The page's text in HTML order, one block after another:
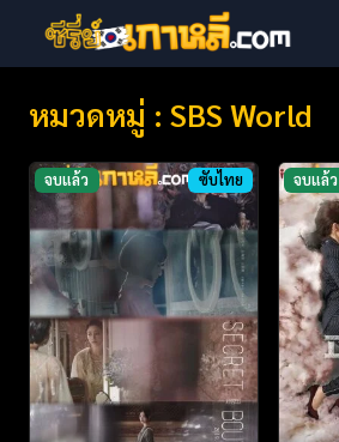
หมวดหมู่ : SBS World
จบแล้ว ซับไทย จบแล้ว